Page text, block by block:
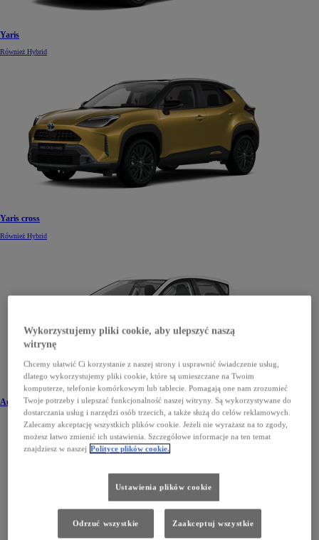
Yaris
Również Hybrid
Yaris cross
Również Hybrid
Auris
Wykorzystujemy pliki cookie, aby ulepszyć naszą
witrynę
Chcemy ułatwić Ci korzystanie z naszej strony i usprawnić świadczenie usług,
dlatego wykorzystujemy pliki cookie, które są umieszczane na Twoim
komputerze, telefonie komórkowym lub tablecie. Pomagają one nam zrozumieć
Twoje potrzeby i ulepszać funkcjonalność naszej witryny. Są wykorzystywane do
dostarczania usług i narzędzi osób trzecich, a także służą do celów reklamowych.
Zalecamy akceptację wszystkich plików cookie. Jeżeli nie wyrażasz na to zgody,
możesz łatwo zmienić ich ustawienia. Szczegółowe informacje na ten temat
znajdziesz w naszej Polityce plików cookie.
Ustawienia plików cookie
Odrzuć wszystkie Zaakceptuj wszystkie